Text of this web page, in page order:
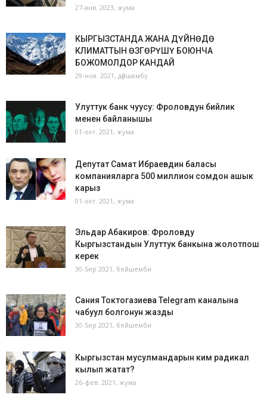
27-янв. 2023, жума
КЫРГЫЗСТАНДА ЖАНА ДҮЙНӨДӨ
КЛИМАТТЫН ӨЗГӨРҮШҮ БОЮНЧА
БОЖОМОЛДОР КАНДАЙ
29-ноя. 2021, дүйшөмбү
Улуттук банк чуусу: Фроловдун бийлик
менен байланышы
01-окт. 2021, жума
Депутат Самат Ибраевдин баласы
компанияларга 500 миллион сомдон ашык
карыз
01-окт. 2021, жума
Эльдар Абакиров: Фроловду
Кыргызстандын Улуттук банкына жолотпош
керек
30-Sep 2021, бейшемби
Сания Токтогазиева Telegram каналына
чабуул болгонун жазды
30-Sep 2021, бейшемби
Кыргызстан мусулмандарын ким радикал
кылып жатат?
26-фев. 2021, жума